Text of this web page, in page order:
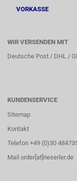
VORKASSE
WIR VERSENDEN MIT
Deutsche Post / DHL /
KUNDENSERVICE
Sitemap
Kontakt
Telefon +49 (0)30
Mail order[at]rieserler.de